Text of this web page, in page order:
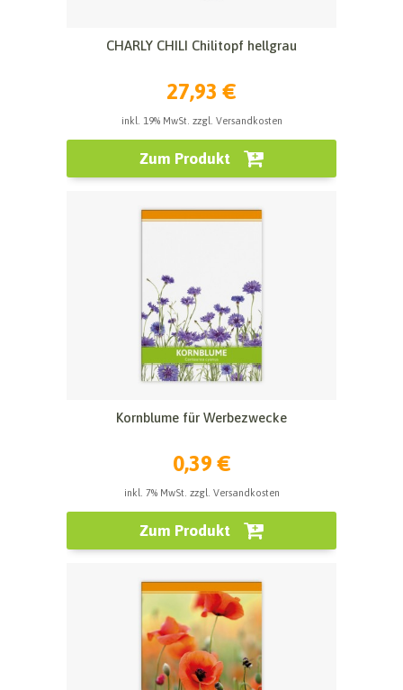
CHARLY CHILI Chilitopf hellgrau
27,93 €
inkl. 19% MwSt. zzgl. Versandkosten
Zum Produkt
Kornblume für Werbezwecke
0,39 €
inkl. 7% MwSt. zzgl. Versandkosten
Zum Produkt